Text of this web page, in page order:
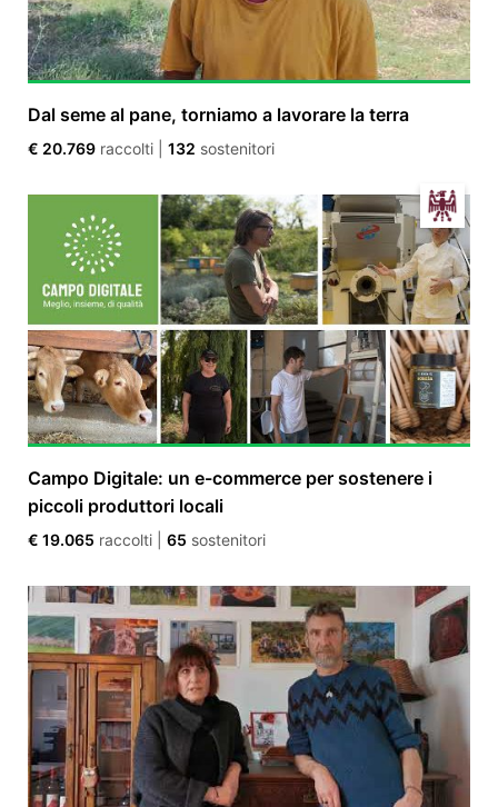
Dal seme al pane, torniamo a lavorare la terra
€ 20.769 raccolti 132 sostenitori
Campo Digitale: un e-commerce per sostenere i
piccoli produttori locali
€ 19.065 raccolti 65 sostenitori